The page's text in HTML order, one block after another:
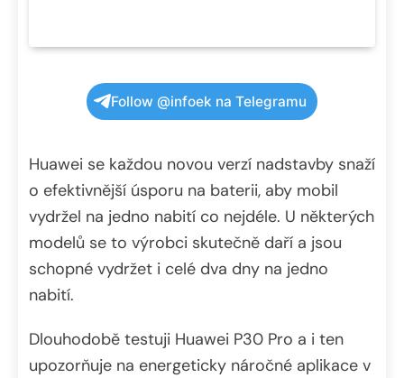
Follow @infoek na Telegramu
Huawei se každou novou verzí nadstavby snaží
o efektivnější úsporu na baterii, aby mobil
vydržel na jedno nabití co nejdéle. U některých
modelů se to výrobci skutečně daří a jsou
schopné vydržet i celé dva dny na jedno
nabití.
Dlouhodobě testuji Huawei P30 Pro a i ten
upozorňuje na energeticky náročné aplikace v